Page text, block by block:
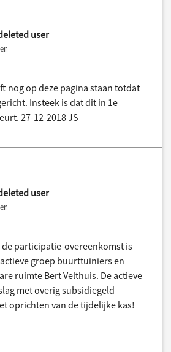
user
nog op deze pagina staan totdat
Insteek is dat dit in 1e
27-12-2018 JS
user
participatie-overeenkomst is
groep buurttuiniers en
ruimte Bert Velthuis. De actieve
met overig subsidiegeld
oprichten van de tijdelijke kas!